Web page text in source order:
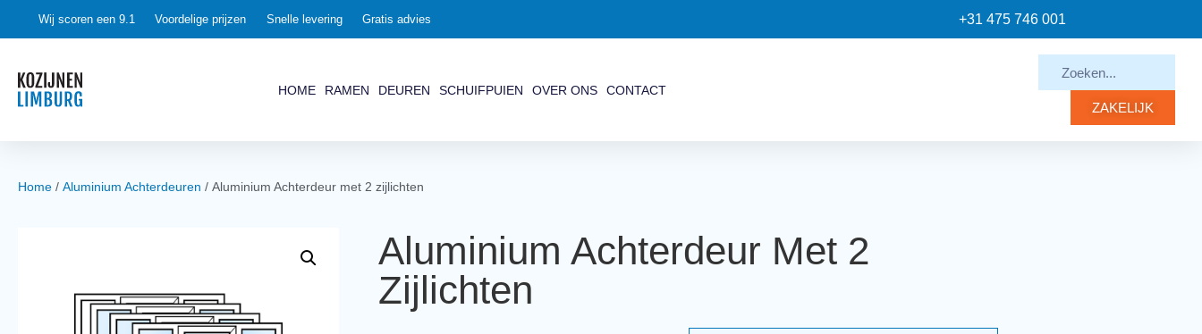
Wij scoren een 9.1 Voordelige prijzen Snelle levering Gratis advies +31 475 746 001
HOME RAMEN DEUREN SCHUIFPUIEN OVER ONS CONTACT
ZAKELIJK
Home / Aluminium Achterdeuren / Aluminium Achterdeur met 2 zijlichten
Aluminium Achterdeur Met 2
Zijlichten